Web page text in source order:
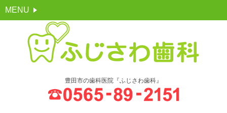
豊田市の歯科医院『ふじさわ歯科』
MENU